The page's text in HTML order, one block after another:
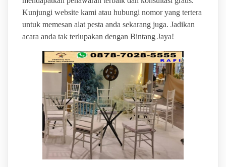
Kunjungi website kami atau hubungi nomor yang tertera
untuk memesan alat pesta anda sekarang juga. Jadikan
acara anda tak terlupakan dengan Bintang Jaya!